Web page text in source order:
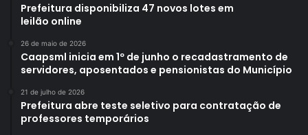
Prefeitura disponibiliza 47 novos lotes em
leilão online
26 de maio de 2026
Caapsml inicia em 1º de junho o recadastramento de
servidores, aposentados e pensionistas do Município
21 de julho de 2026
Prefeitura abre teste seletivo para contratação de
professores temporários